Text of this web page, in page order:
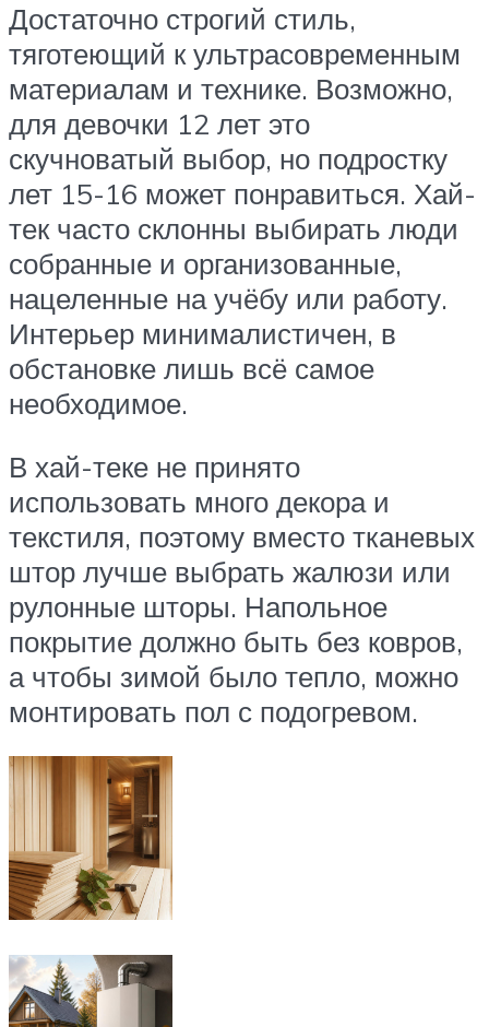
Достаточно строгий стиль,
тяготеющий к ультрасовременным
материалам и технике. Возможно,
для девочки 12 лет это
скучноватый выбор, но подростку
лет 15-16 может понравиться. Хай-
тек часто склонны выбирать люди
собранные и организованные,
нацеленные на учёбу или работу.
Интерьер минималистичен, в
обстановке лишь всё самое
необходимое.
В хай-теке не принято
использовать много декора и
текстиля, поэтому вместо тканевых
штор лучше выбрать жалюзи или
рулонные шторы. Напольное
покрытие должно быть без ковров,
а чтобы зимой было тепло, можно
монтировать пол с подогревом.